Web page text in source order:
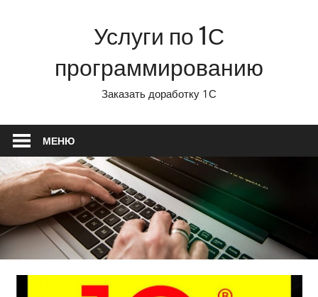
Услуги по 1С
программированию
Заказать доработку 1С
МЕНЮ